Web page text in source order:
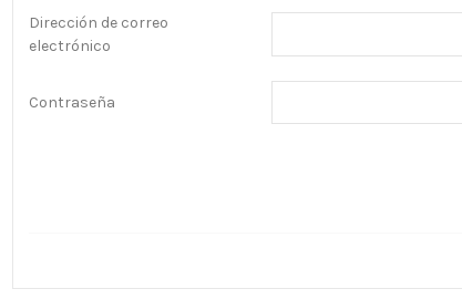
Dirección de correo
electrónico
Contraseña